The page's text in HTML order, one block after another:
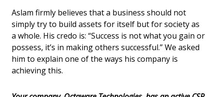
Aslam firmly believes that a business should not
simply try to build assets for itself but for society as
a whole. His credo is: “Success is not what you gain or
possess, it’s in making others successful.” We asked
him to explain one of the ways his company is
achieving this.